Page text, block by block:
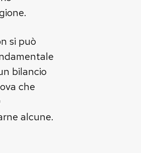
si può
bilancio
che
alcune.